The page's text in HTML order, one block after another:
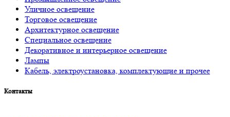
Уличное освещение
Торговое освещение
Архитектурное освещение
Специальное освещение
Декоративное и интерьерное освещение
Лампы
Кабель, электроустановка, комплектующие и прочее
Контакты